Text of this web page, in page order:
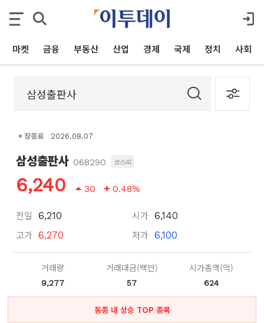
마켓 금융 부동산 산업 경제 국제 정치 사회
장종료 2026.08.07
삼성출판사 068290 코스피
6,240 30 0.48%
전일 6,210
고가 6,270
시가 6,140
저가 6,100
거래량
9,277
거래대금(백만)
57
시가총액(억)
624
동종 내 상승 TOP 종목